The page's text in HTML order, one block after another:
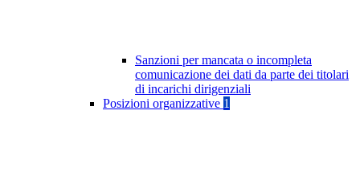
Sanzioni per mancata o incompleta
comunicazione dei dati da parte dei titolari
di incarichi dirigenziali
Posizioni organizzative 1